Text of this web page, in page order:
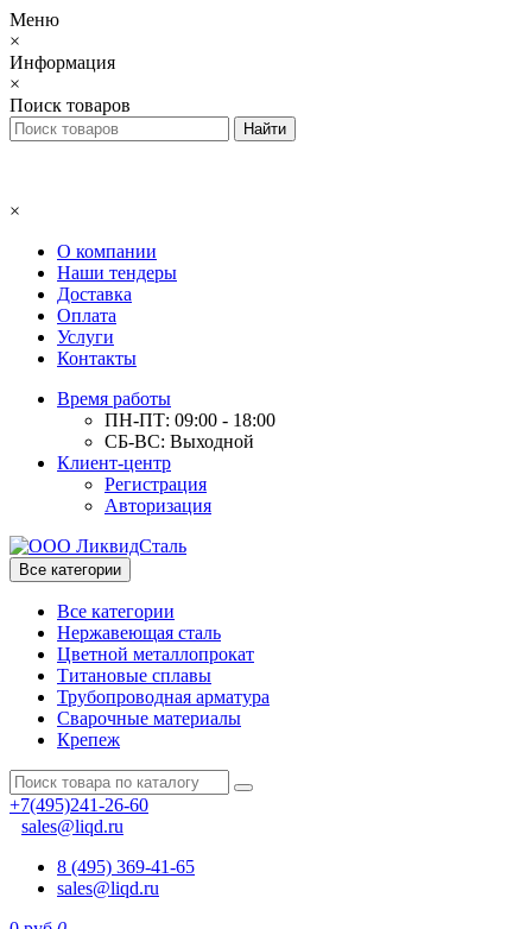
Меню
×
Информация
×
Поиск товаров
×
О компании
Наши тендеры
Доставка
Оплата
Услуги
Контакты
Время работы
ПН-ПТ: 09:00 - 18:00
СБ-ВС: Выходной
Клиент-центр
Регистрация
Авторизация
Все категории
Все категории
Нержавеющая сталь
Цветной металлопрокат
Титановые сплавы
Трубопроводная арматура
Сварочные материалы
Крепеж
+7(495)241-26-60
sales@liqd.ru
8 (495) 369-41-65
sales@liqd.ru